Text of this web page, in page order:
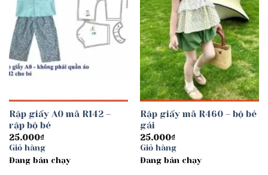
Rập giấy A0 mã R142 –
rập bộ bé
25.000₫
Giỏ hàng
Đang bán chạy
Rập giấy mã R460 – bộ bé
gái
25.000₫
Giỏ hàng
Đang bán chạy